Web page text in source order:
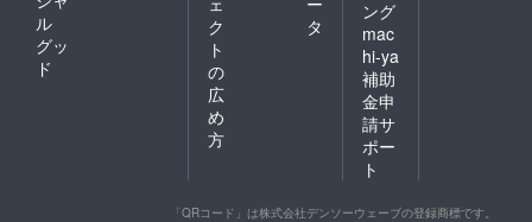
ル
グッ
ド
ク
ト
の
広
め
方
タ
ング
mac
hi-ya
補助
金申
請サ
ポー
ト
「QRコード」は株式会社デンソーウェーブの登録商標です。